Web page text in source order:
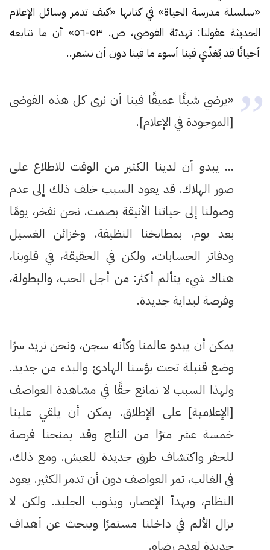
«سلسلة مدرسة الحياة» في كتابها «كيف تدمر وسائل الإعلام
الحديثة عقولنا: تهدئة الفوضى، ص. ٥٣-٥٦» أن ما نتابعه
أحيانًا قد يُغذّي فينا أسوء ما فينا دون أن نشعر..
«يرضي شيئًا عميقًا فينا أن نرى كل هذه الفوضى
[الموجودة في الإعلام].
… يبدو أن لدينا الكثير من الوقت للاطلاع على
صور الهلاك. قد يعود السبب خلف ذلك إلى عدم
وصولنا إلى حياتنا الأنيقة بصمت. نحن نفخر، يومًا
بعد يوم، بمطابخنا النظيفة، وخزائن الغسيل
ودفاتر الحسابات، ولكن في الحقيقة، في قلوبنا،
هناك شيء يتألم أكثر: من أجل الحب، والبطولة،
وفرصة لبداية جديدة.
يمكن أن يبدو عالمنا وكأنه سجن، ونحن نريد سرًا
وضع قنبلة تحت بؤسنا الهادئ والبدء من جديد.
ولهذا السبب لا نمانع حقًا في مشاهدة العواصف
[الإعلامية] على الإطلاق. يمكن أن يلقي علينا
خمسة عشر مترًا من الثلج وقد يمنحنا فرصة
للحفر واكتشاف طرق جديدة للعيش. ومع ذلك،
في الغالب، تمر العواصف دون أن تدمر الكثير. يعود
النظام، ويهدأ الإعصار، ويذوب الجليد. ولكن لا
يزال الألم في داخلنا مستمرًا ويبحث عن أهداف
جديدة لعدم رضاه.